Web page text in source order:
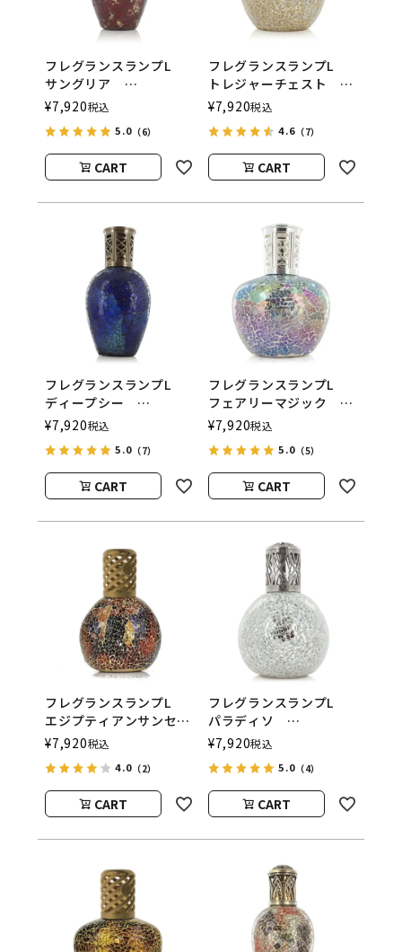
フレグランスランプL
サングリア
ASHLEIGH&BURWOOD
（アシュレイアンドバー
ウッド）
¥7,920税込
5.0 （6）
CART
フレグランスランプL
トレジャーチェスト
ASHLEIGH&BURWOOD
（アシュレイアンドバー
ウッド）
¥7,920税込
4.6（7）
CART
フレグランスランプL
ディープシー
ASHLEIGH&BURWOOD
（アシュレイアンドバー
ウッド）
¥7,920税込
5.0 （7）
CART
フレグランスランプL
フェアリーマジック
ASHLEIGH&BURWOOD
（アシュレイアンドバー
ウッド）
¥7,920税込
5.0（5）
CART
フレグランスランプL
エジプティアンサンセッ
ト
ASHLEIGH&BURWOOD
（アシュレイアンドバー
ウッド）
¥7,920税込
4.0 （2）
CART
フレグランスランプL
パラディソ
ASHLEIGH&BURWOOD
（アシュレイアンドバー
ウッド）
¥7,920税込
5.0（4）
CART